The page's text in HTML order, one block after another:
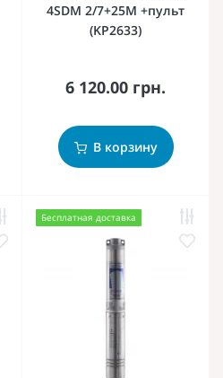
4SDM 2/7+25M +пульт
(KP2633)
6 120.00 грн.
В корзину
Бесплатная доставка